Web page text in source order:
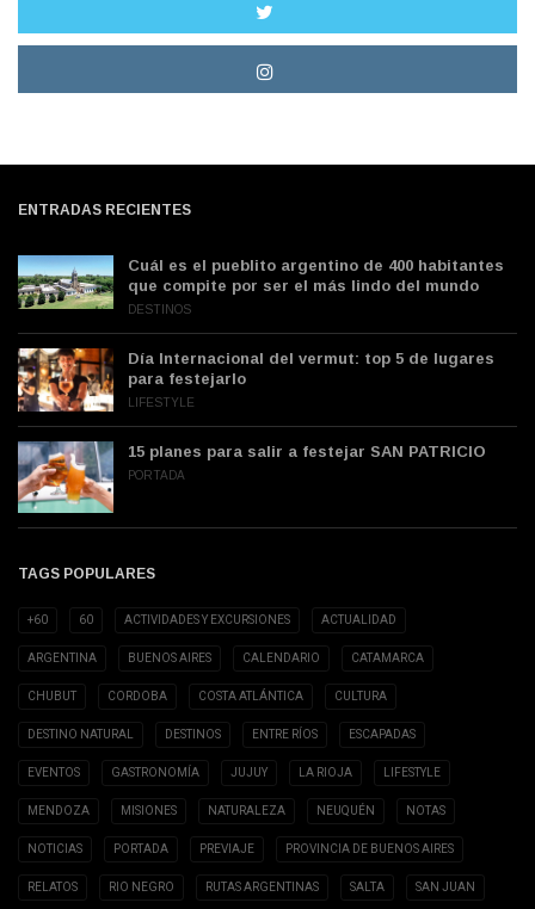
ENTRADAS RECIENTES
Cuál es el pueblito argentino de 400 habitantes
que compite por ser el más lindo del mundo
DESTINOS
Día Internacional del vermut: top 5 de lugares
para festejarlo
LIFESTYLE
15 planes para salir a festejar SAN PATRICIO
PORTADA
TAGS POPULARES
+60 60 ACTIVIDADES Y EXCURSIONES ACTUALIDAD
ARGENTINA BUENOS AIRES CALENDARIO CATAMARCA
CHUBUT CORDOBA COSTA ATLÁNTICA CULTURA
DESTINO NATURAL DESTINOS ENTRE RÍOS ESCAPADAS
EVENTOS GASTRONOMÍA JUJUY LA RIOJA LIFESTYLE
MENDOZA MISIONES NATURALEZA NEUQUÉN NOTAS
NOTICIAS PORTADA PREVIAJE PROVINCIA DE BUENOS AIRES
RELATOS RIO NEGRO RUTAS ARGENTINAS SALTA SAN JUAN